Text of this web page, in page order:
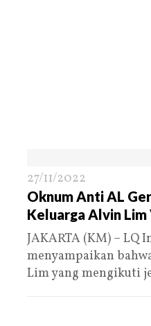
27/11/2022
Oknum Anti AL
Keluarga Alvin Lim
JAKARTA (KM) – LQ
menyampaikan
Lim yang mengikuti